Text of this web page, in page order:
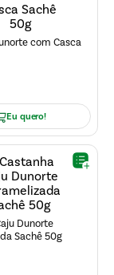
com Casca
Eu quero!
Dunorte
Sachê 50g